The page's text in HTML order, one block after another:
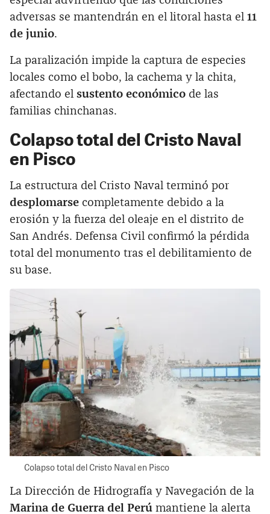
adversas se mantendrán en el litoral hasta el 11
de junio.
La paralización impide la captura de especies
locales como el bobo, la cachema y la chita,
afectando el sustento económico de las
familias chinchanas.
Colapso total del Cristo Naval
en Pisco
La estructura del Cristo Naval terminó por
desplomarse completamente debido a la
erosión y la fuerza del oleaje en el distrito de
San Andrés. Defensa Civil confirmó la pérdida
total del monumento tras el debilitamiento de
su base.
Colapso total del Cristo Naval en Pisco
La Dirección de Hidrografía y Navegación de la
Marina de Guerra del Perú mantiene la alerta